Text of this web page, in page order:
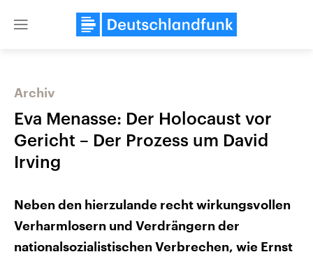
Close
USA
Nahostkonflikt
Aktuelle Lage und
Archiv
Eva Menasse: Der Holocaust vor
Gericht – Der Prozess um David
Irving
Neben den hierzulande recht wirkungsvollen
Verharmlosern und Verdrängern der
nationalsozialistischen Verbrechen, wie Ernst